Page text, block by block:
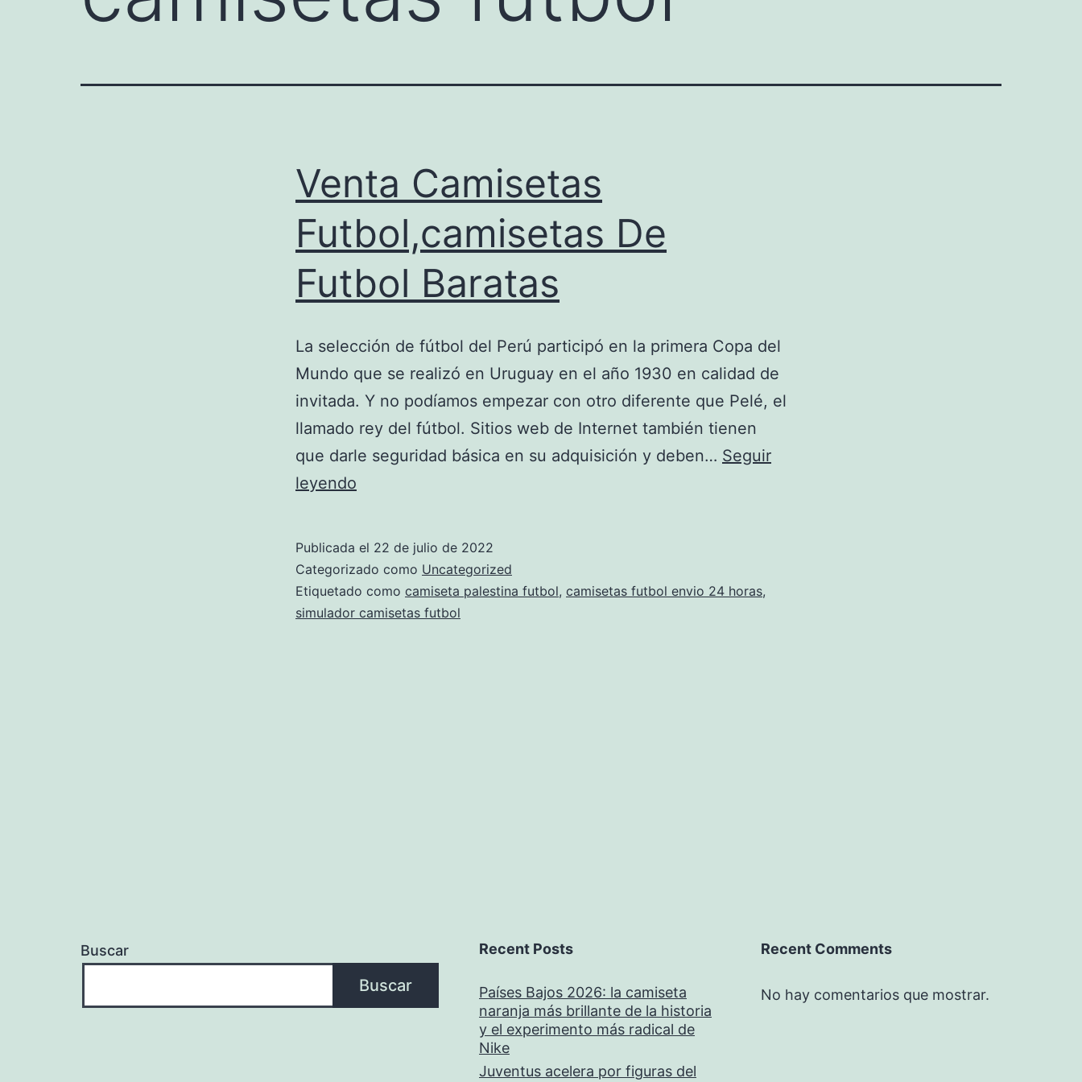
Venta Camisetas
Futbol,camisetas De
Futbol Baratas
La selección de fútbol del Perú participó en la primera Copa del
Mundo que se realizó en Uruguay en el año 1930 en calidad de
invitada. Y no podíamos empezar con otro diferente que Pelé, el
llamado rey del fútbol. Sitios web de Internet también tienen
que darle seguridad básica en su adquisición y deben… Seguir
leyendo
De
Futbol
Baratas
Publicada el 22 de julio de 2022
Categorizado como Uncategorized
Etiquetado como camiseta palestina futbol, camisetas futbol envio 24 horas,
simulador camisetas futbol
Buscar
Buscar
Recent Posts
Países Bajos 2026: la camiseta
naranja más brillante de la historia
y el experimento más radical de
Nike
Juventus acelera por figuras del
Recent Comments
No hay comentarios que mostrar.